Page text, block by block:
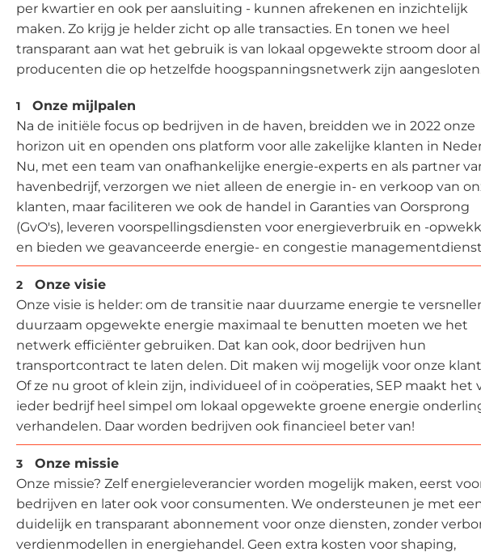
per kwartier en ook per aansluiting - kunnen afrekenen en inzichtelijk
maken. Zo krijg je helder zicht op alle transacties. En tonen we heel
transparant aan wat het gebruik is van lokaal opgewekte stroom door
producenten die op hetzelfde hoogspanningsnetwerk zijn
Onze mijlpalen
Na de initiële focus op bedrijven in de haven, breidden we in 2022 onze
horizon uit en openden ons platform voor alle zakelijke klanten in
Nu, met een team van onafhankelijke energie-experts en als partner
havenbedrijf, verzorgen we niet alleen de energie in- en verkoop van
klanten, maar faciliteren we ook de handel in Garanties van Oorsprong
(GvO's), leveren voorspellingsdiensten voor energieverbruik en -
en bieden we geavanceerde energie- en congestie
Onze visie
Onze visie is helder: om de transitie naar duurzame energie te
duurzaam opgewekte energie maximaal te benutten moeten we het
netwerk efficiënter gebruiken. Dat kan ook, door bedrijven hun
transportcontract te laten delen. Dit maken wij mogelijk voor onze
Of ze nu groot of klein zijn, individueel of in coöperaties, SEP maakt het
ieder bedrijf heel simpel om lokaal opgewekte groene energie
verhandelen. Daar worden bedrijven ook financieel beter van!
Onze missie
Onze missie? Zelf energieleverancier worden mogelijk maken, eerst
bedrijven en later ook voor consumenten. We ondersteunen je met
duidelijk en transparant abonnement voor onze diensten, zonder
verdienmodellen in energiehandel. Geen extra kosten voor shaping,